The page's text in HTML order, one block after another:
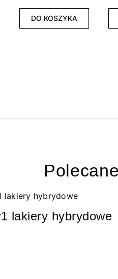
DO KOSZYKA
lakiery hybrydowe